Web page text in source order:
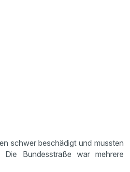
schwer beschädigt und mussten
Die Bundesstraße war mehrere